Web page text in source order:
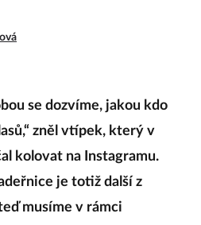
se dozvíme, jakou kdo
zněl vtípek, který v
kolovat na Instagramu.
je totiž další z
musíme v rámci